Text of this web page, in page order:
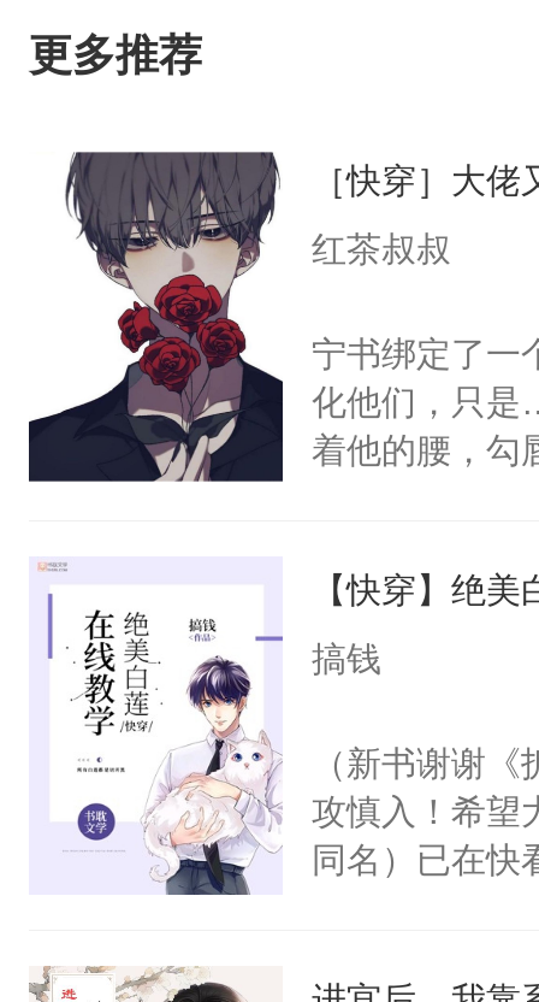
更多推荐
［快穿］大
红茶叔叔
宁书绑定了一
化他们，只是
着他的腰，勾
来，给老公
用力——为你
【快穿】绝
搞钱
（新书谢谢
攻慎入！希望
同名）已在快